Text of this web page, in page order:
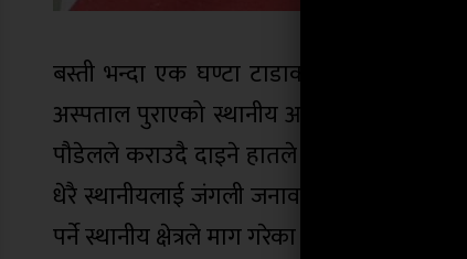
बस्ती भन्दा एक घण्टा टाडाको जंगलमा भालुको
अस्पताल पुराएको स्थानीय आइतबहादुर
पौडेलले कराउदै दाइने हातले आँसी चलाएको हुँदा
धेरै स्थानीयलाई जंगली जनावरले आक्रमण र दुःख
पर्ने स्थानीय क्षेत्रले माग गरेका छन् ।